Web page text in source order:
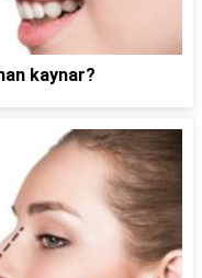
kaynar?